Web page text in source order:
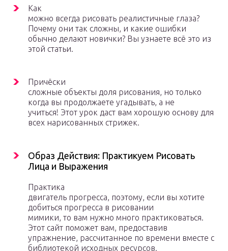
Как
можно всегда рисовать реалистичные глаза?
Почему они так сложны, и какие ошибки
обычно делают новички? Вы узнаете всё это из
этой статьи.
Причёски
сложные объекты доля рисования, но только
когда вы продолжаете угадывать, а не
учиться! Этот урок даст вам хорошую основу для
всех нарисованных стрижек.
Образ Действия: Практикуем Рисовать
Лица и Выражения
Практика
двигатель прогресса, поэтому, если вы хотите
добиться прогресса в рисовании
мимики, то вам нужно много практиковаться.
Этот сайт поможет вам, предоставив
упражнение, рассчитанное по времени вместе с
библиотекой исходных ресурсов.